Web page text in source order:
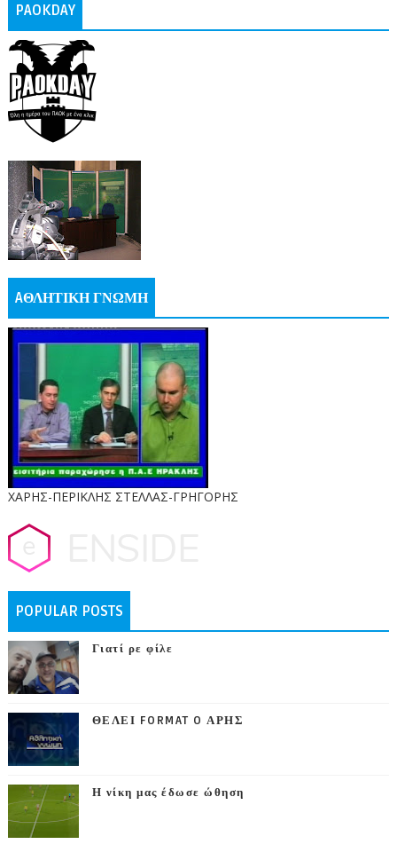
PAOKDAY
AΘΛΗΤΙΚΗ ΓΝΩΜΗ
ΧΑΡΗΣ-ΠΕΡΙΚΛΗΣ ΣΤΕΛΛΑΣ-ΓΡΗΓΟΡΗΣ
POPULAR POSTS
Γιατί ρε φίλε
ΘΕΛΕΙ FORMAT O ΑΡΗΣ
Η νίκη μας έδωσε ώθηση